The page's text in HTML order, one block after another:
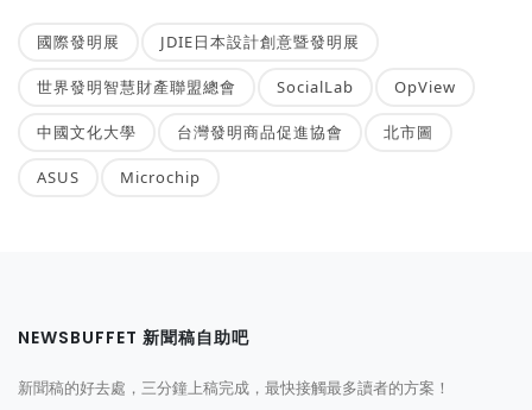
國際發明展 JDIE日本設計創意暨發明展
世界發明智慧財產聯盟總會 SocialLab OpView
中國文化大學 台灣發明商品促進協會 北市圖
ASUS Microchip
NEWSBUFFET 新聞稿自助吧
新聞稿的好去處，三分鐘上稿完成，最快接觸最多讀者的方案！